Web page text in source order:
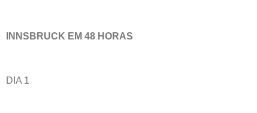
INNSBRUCK EM 48 HORAS
DIA 1